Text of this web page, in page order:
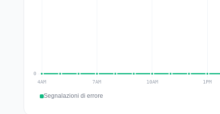
Segnalazioni di errore